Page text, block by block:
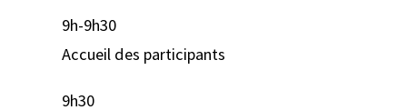
9h-9h30
Accueil des participants
9h30